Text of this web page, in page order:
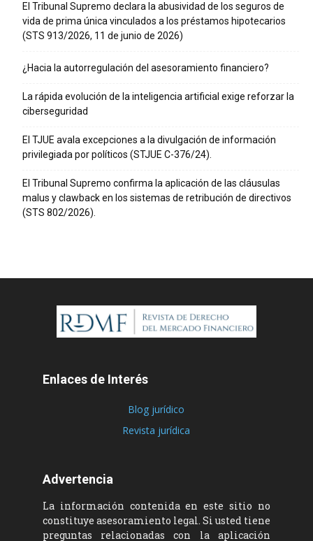
El Tribunal Supremo declara la abusividad de los seguros de
vida de prima única vinculados a los préstamos hipotecarios
(STS 913/2026, 11 de junio de 2026)
¿Hacia la autorregulación del asesoramiento financiero?
La rápida evolución de la inteligencia artificial exige reforzar la
ciberseguridad
El TJUE avala excepciones a la divulgación de información
privilegiada por políticos (STJUE C-376/24).
El Tribunal Supremo confirma la aplicación de las cláusulas
malus y clawback en los sistemas de retribución de directivos
(STS 802/2026).
Enlaces de Interés
Blog jurídico
Revista jurídica
Advertencia
La información contenida en este sitio no
constituye asesoramiento legal. Si usted tiene
preguntas relacionadas con la aplicación